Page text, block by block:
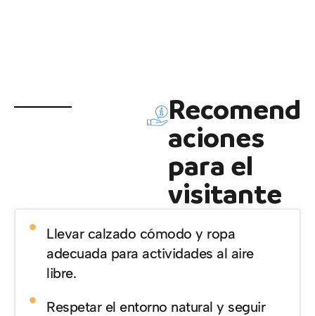
Recomend
aciones
para el
visitante
Llevar calzado cómodo y ropa
adecuada para actividades al aire
libre.
Respetar el entorno natural y seguir